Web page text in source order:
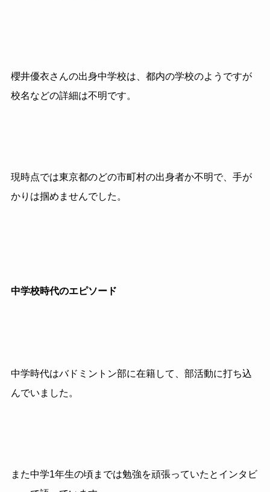
櫻井優衣さんの出身中学校は、都内の学校のようですが
校名などの詳細は不明です。
現時点では東京都のどの市町村の出身者か不明で、手が
かりは掴めませんでした。
中学校時代のエピソード
中学時代はバドミントン部に在籍して、部活動に打ち込
んでいました。
また中学1年生の頃までは勉強を頑張っていたとインタビ